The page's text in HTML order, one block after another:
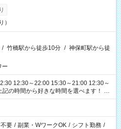
）
/ 竹橋駅から徒歩10分 / 神保町駅から徒
ー
12:30～22:00 15:30～21:00 12:30～
があります
要 / 副業・WワークOK / シフト勤務 /